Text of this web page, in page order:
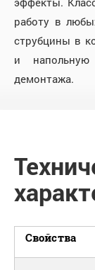
работу в
струбцины в
и напольную
демонтажа.
Свойства